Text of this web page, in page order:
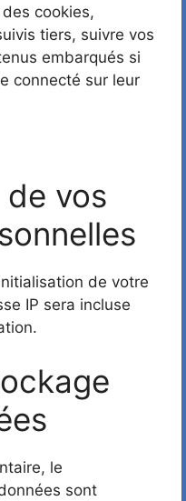
cookies,
tiers, suivre vos
embarqués si
connecté sur leur
vos
de votre
IP sera incluse
le
sont